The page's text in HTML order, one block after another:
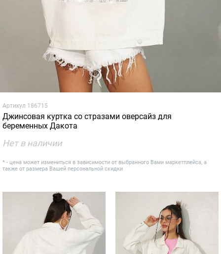
Артикул 186715
Джинсовая куртка со стразами оверсайз для
беременных Дакота
Нет в наличии
* - цена может измениться в зависимости от выбранного Вами маркетплейса, а
также от размера Вашей персональной скидки